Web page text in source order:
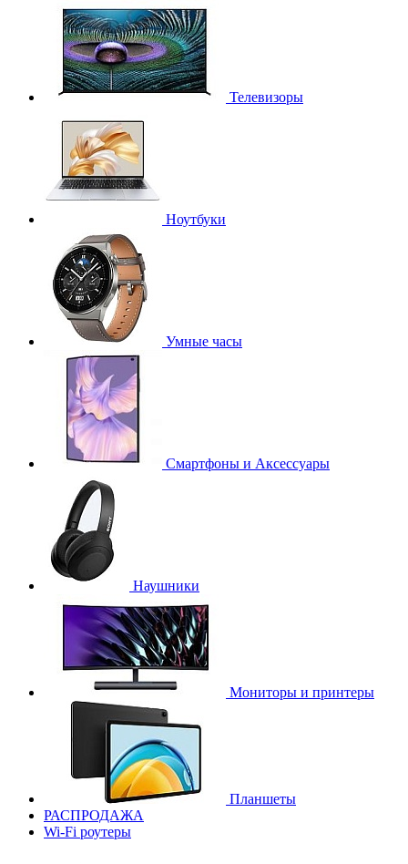
Телевизоры
Ноутбуки
Умные часы
Смартфоны и Аксессуары
Наушники
Мониторы и принтеры
Планшеты
РАСПРОДАЖА
Wi-Fi роутеры